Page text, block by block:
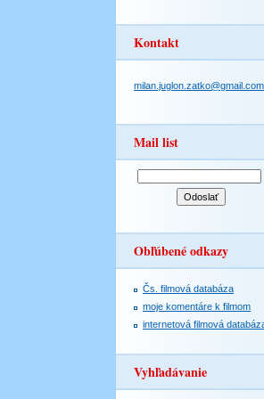
Kontakt
milan.juglon.zatko@gmail.com
Mail list
Obľúbené odkazy
Čs. filmová databáza
moje komentáre k filmom
internetová filmová
Vyhľadávanie